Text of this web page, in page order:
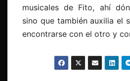
musicales de Fito, ahí
sino que también auxilia el
encontrarse con el otro y